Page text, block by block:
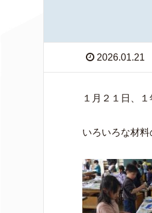
2026.01.21
１月２１日、
いろいろな材